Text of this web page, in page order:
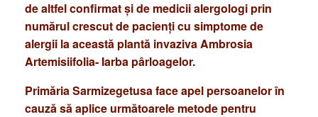
dealtfelconfirmatșide mediciialergologi prin
numărulcrescut de paciențicu simptomede
alergii laaceastă plantă invazivaAmbrosia
Artemisiifolia- Iarba pârloagelor.
PrimăriaSarmizegetusafaceapel persoanelorîn
cauzăsă aplice următoarele metode pentru